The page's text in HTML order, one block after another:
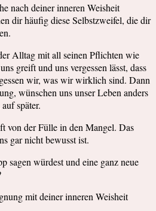
nach deiner inneren Weisheit
dir häufig diese Selbstzweifel, die dir
Alltag mit all seinen Pflichten wie
greift und uns vergessen lässt, dass
wir, was wir wirklich sind. Dann
wünschen uns unser Leben anders
später.
von der Fülle in den Mangel. Das
gar nicht bewusst ist.
sagen würdest und eine ganz neue
mit deiner inneren Weisheit